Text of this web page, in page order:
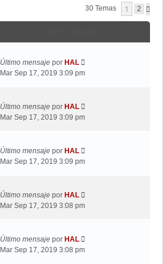
30 Temas 1 2
Último mensaje por HAL
Mar Sep 17, 2019 3:09 pm
Último mensaje por HAL
Mar Sep 17, 2019 3:09 pm
Último mensaje por HAL
Mar Sep 17, 2019 3:09 pm
Último mensaje por HAL
Mar Sep 17, 2019 3:08 pm
Último mensaje por HAL
Mar Sep 17, 2019 3:08 pm